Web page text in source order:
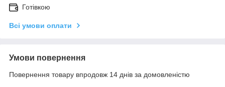
Готівкою
Всі умови оплати
Умови повернення
Повернення товару впродовж 14 днів за домовленістю